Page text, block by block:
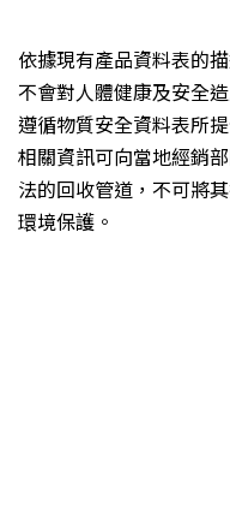
依據現有產品資料表的
不會對人體健康及安全
遵循物質安全資料表所
相關資訊可向當地經銷
法的回收管道，不可將
環境保護。